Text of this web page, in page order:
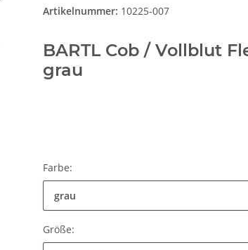
Artikelnummer: 10225-007
BARTL Cob / Vollblut
grau
Farbe:
grau
Größe: